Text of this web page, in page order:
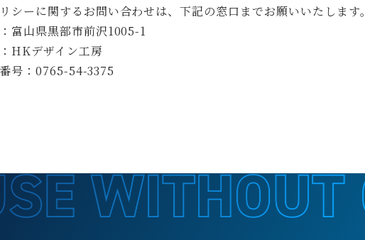
シーに関するお問い合わせは、下記の窓口までお願いいたします。
富山県黒部市前沢1005-1
HKデザイン工房
号：0765-54-3375